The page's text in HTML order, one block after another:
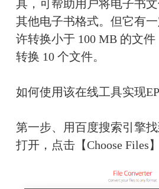
具，可帮助用户将电子书
其他电子书格式。但它有
许转换小于 100 MB 的文
转换 10 个文件。
如何使用该在线工具实现
第一步、用百度搜索引擎
打开，点击【Choose Files